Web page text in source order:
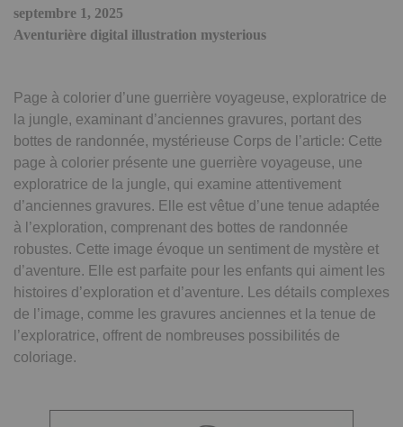
septembre 1, 2025
Aventurière digital illustration mysterious
Page à colorier d’une guerrière voyageuse, exploratrice de
la jungle, examinant d’anciennes gravures, portant des
bottes de randonnée, mystérieuse Corps de l’article: Cette
page à colorier présente une guerrière voyageuse, une
exploratrice de la jungle, qui examine attentivement
d’anciennes gravures. Elle est vêtue d’une tenue adaptée
à l’exploration, comprenant des bottes de randonnée
robustes. Cette image évoque un sentiment de mystère et
d’aventure. Elle est parfaite pour les enfants qui aiment les
histoires d’exploration et d’aventure. Les détails complexes
de l’image, comme les gravures anciennes et la tenue de
l’exploratrice, offrent de nombreuses possibilités de
coloriage.